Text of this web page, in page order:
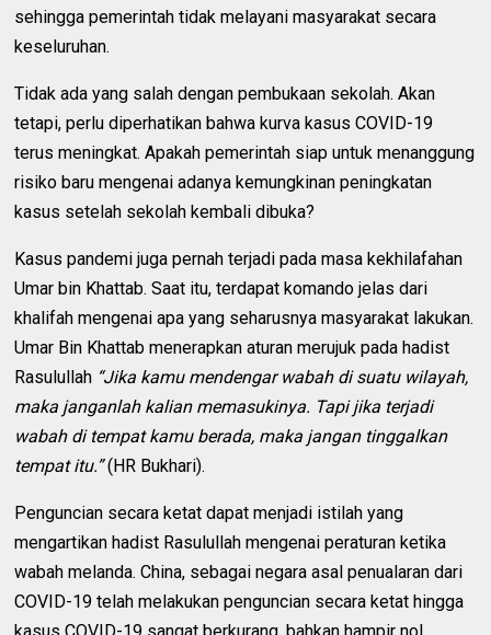
sehingga pemerintah tidak melayani masyarakat secara
keseluruhan.
Tidak ada yang salah dengan pembukaan sekolah. Akan
tetapi, perlu diperhatikan bahwa kurva kasus COVID-19
terus meningkat. Apakah pemerintah siap untuk menanggung
risiko baru mengenai adanya kemungkinan peningkatan
kasus setelah sekolah kembali dibuka?
Kasus pandemi juga pernah terjadi pada masa kekhilafahan
Umar bin Khattab. Saat itu, terdapat komando jelas dari
khalifah mengenai apa yang seharusnya masyarakat lakukan.
Umar Bin Khattab menerapkan aturan merujuk pada hadist
Rasulullah “Jika kamu mendengar wabah di suatu wilayah,
maka janganlah kalian memasukinya. Tapi jika terjadi
wabah di tempat kamu berada, maka jangan tinggalkan
tempat itu.”(HR Bukhari).
Penguncian secara ketat dapat menjadi istilah yang
mengartikan hadist Rasulullah mengenai peraturan ketika
wabah melanda. China, sebagai negara asal penualaran dari
COVID-19 telah melakukan penguncian secara ketat hingga